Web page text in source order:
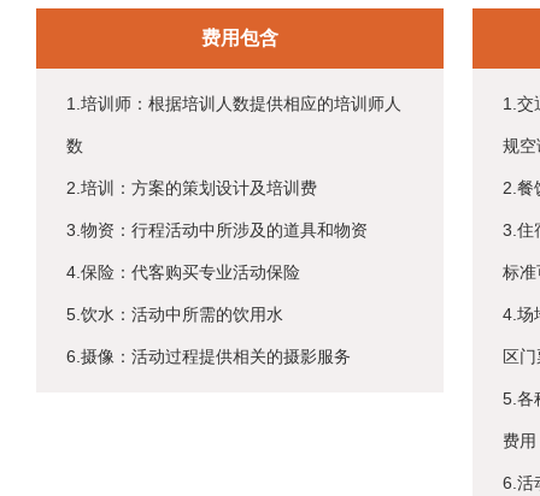
费用包含
1.培训师：根据培训人数提供相应的培训师人
数
2.培训：方案的策划设计及培训费
3.物资：行程活动中所涉及的道具和物资
4.保险：代客购买专业活动保险
5.饮水：活动中所需的饮用水
6.摄像：活动过程提供相关的摄影服务
1.交
规
2.餐
3.住
标
4.场
区
5.各
费
6.活